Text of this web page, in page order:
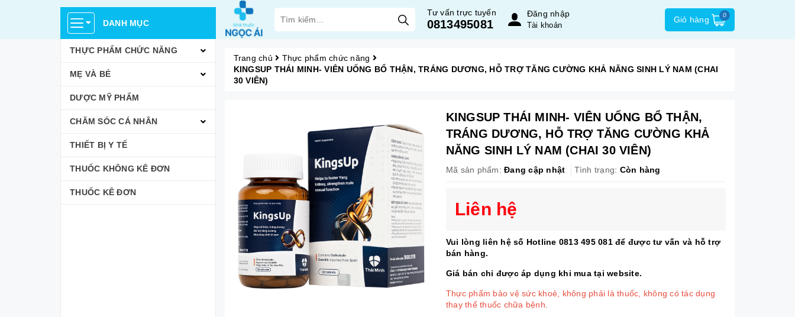
DANH MỤC
THỰC PHẨM CHỨC NĂNG
MẸ VÀ BÉ
DƯỢC MỸ PHẨM
CHĂM SÓC CÁ NHÂN
THIẾT BỊ Y TẾ
THUỐC KHÔNG KÊ ĐƠN
THUỐC KÊ ĐƠN
Tư vấn trực tuyến
0813495081
Đăng nhập
Tài khoản
Giỏ hàng 0
Trang chủ
Thực phẩm chức năng
KINGSUP THÁI MINH- VIÊN UỐNG BỔ THẬN, TRÁNG DƯƠNG, HỖ TRỢ TĂNG CƯỜNG KHẢ NĂNG SINH LÝ NAM (CHAI
30 VIÊN)
KINGSUP THÁI MINH- VIÊN UỐNG BỔ THẬN,
TRÁNG DƯƠNG, HỖ TRỢ TĂNG CƯỜNG KHẢ
NĂNG SINH LÝ NAM (CHAI 30 VIÊN)
Mã sản phẩm: Đang cập nhật Tình trạng: Còn hàng
Liên hệ
Vui lòng liên hệ số Hotline 0813 495 081 để được tư vấn và hỗ trợ
bán hàng.
Giá bán chỉ được áp dụng khi mua tại website.
Thực phẩm bảo vệ sức khoẻ, không phải là thuốc, không có tác dụng
thay thế thuốc chữa bệnh.